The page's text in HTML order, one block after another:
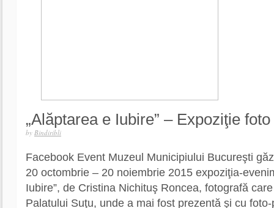
„Alăptarea e Iubire” – Expoziţie
by Bindiribli
Facebook Event Muzeul Municipiului Bucureşti
20 octombrie – 20 noiembrie 2015 expoziţia-
Iubire”, de Cristina Nichituş Roncea, fotografă
Palatului Suţu, unde a mai fost prezentă şi cu